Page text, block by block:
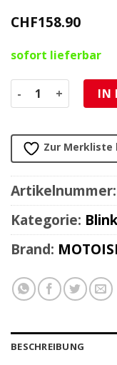
CHF158.90
sofort lieferbar
Blinker/RücklichtIN
Zur Merkliste
Artikelnummer:
Kategorie:
Brand:
BESCHREIBUNG